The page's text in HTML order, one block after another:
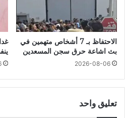
الاحتفاظ بـ 7 أشخاص متهمين في
بث اشاعة حرق سجن المسعدين
2026-08-06
تعليق واحد